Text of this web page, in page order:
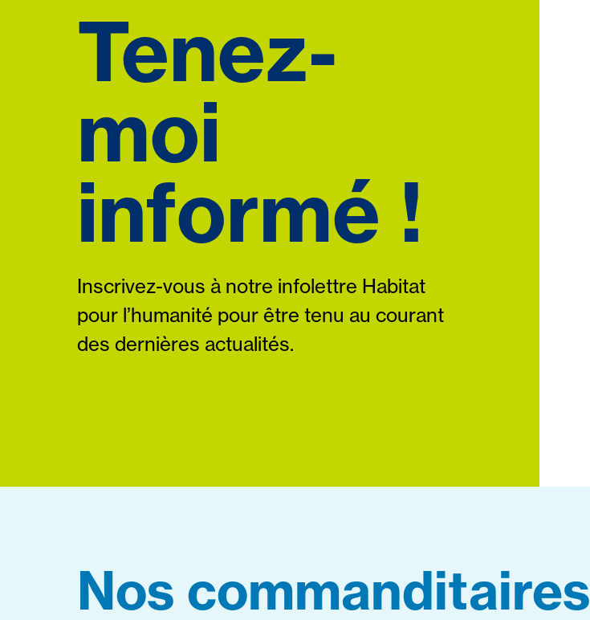
Tenez-
moi
informé !
Inscrivez-vous à notre infolettre Habitat
pour l’humanité pour être tenu au courant
des dernières actualités.
Nos commanditaires